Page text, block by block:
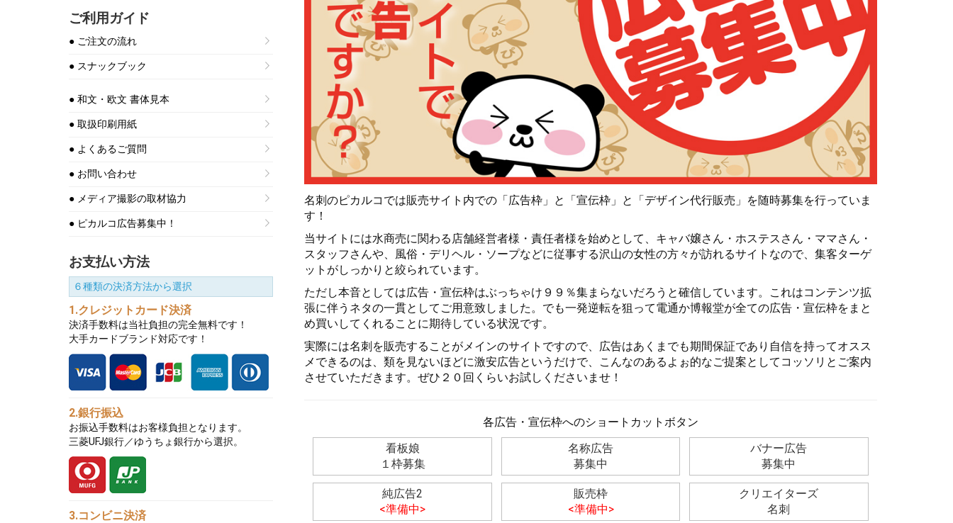
ご利用ガイド
● ご注文の流れ
● スナックブック
● 和文・欧文 書体見本
● 取扱印刷用紙
● よくあるご質問
● お問い合わせ
● メディア撮影の取材協力
● ピカルコ広告募集中！
お支払い方法
６種類の決済方法から選択
1.クレジットカード決済
決済手数料は当社負担の完全無料です！
大手カードブランド対応です！
2.銀行振込
お振込手数料はお客様負担となります。
三菱UFJ銀行／ゆうちょ銀行から選択。
3.コンビニ決済
名刺のピカルコでは販売サイト内での「広告枠」と「宣伝枠」と「デザイン代行販売」を随時募集を行っていま
す！
当サイトには水商売に関わる店舗経営者様・責任者様を始めとして、キャバ嬢さん・ホステスさん・ママさん・
スタッフさんや、風俗・デリヘル・ソープなどに従事する沢山の女性の方々が訪れるサイトなので、集客ターゲ
ットがしっかりと絞られています。
ただし本音としては広告・宣伝枠はぶっちゃけ９９％集まらないだろうと確信しています。これはコンテンツ拡
張に伴うネタの一貫としてご用意致しました。でも一発逆転を狙って電通か博報堂が全ての広告・宣伝枠をまと
め買いしてくれることに期待している状況です。
実際には名刺を販売することがメインのサイトですので、広告はあくまでも期間保証であり自信を持ってオスス
メできるのは、類を見ないほどに激安広告というだけで、こんなのあるよぉ的なご提案としてコッソリとご案内
させていただきます。ぜひ２０回くらいお試しくださいませ！
各広告・宣伝枠へのショートカットボタン
看板娘
１枠募集
名称広告
募集中
バナー広告
募集中
純広告2
<準備中>
販売枠
<準備中>
クリエイターズ
名刺